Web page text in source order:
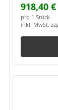
918,40 €
pro 1 Stück
inkl. MwSt.